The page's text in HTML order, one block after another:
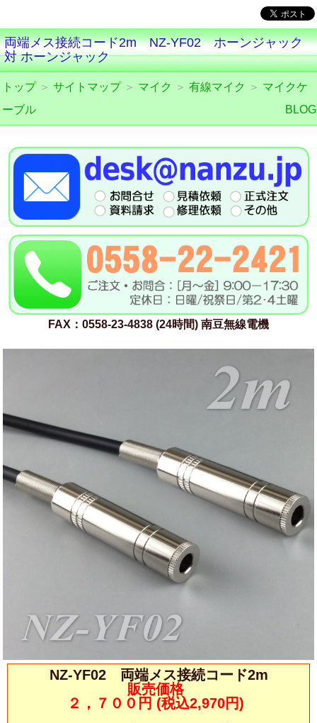
両端メス接続コード2m NZ-YF02 ホーンジャック
対 ホーンジャック
トップ＞ サイトマップ＞ マイク ＞ 有線マイク ＞ マイクケ
ーブル
BLOG
FAX：0558-23-4838 (24時間) 南豆無線電機
NZ-YF02 両端メス接続コード2m
販売価格
２，７００円 (税込2,970円)